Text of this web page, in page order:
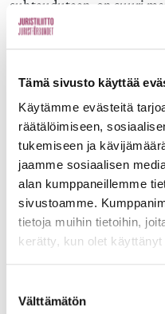
Tämä sivusto käyttää
Käytämme evästeitä
räätälöimiseen,
tukemiseen ja
jaamme sosiaalisen
alan kumppaneillemme
sivustoamme.
tietoja muihin tietoihin,
kerätty, kun olet käyttänyt
valinta
Välttämätön
suhtaudutaan, on suuri
henkilön kokema
kiusaamista vai ei. Mitä
edellytykset on saada
tyydyttävällä tavalla ja
normaaliin arkeen.
menetyksen vaara, tai
vaarantua, päästään
tervehtymisprosessi.
Hyvin toimivassa
toimesta. Valitettavan